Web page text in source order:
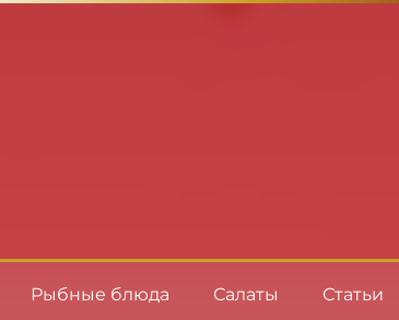
Рыбные блюда Салаты Статьи